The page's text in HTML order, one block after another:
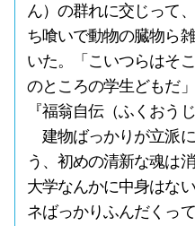
ん）の群れに交じって
ち喰いで動物の臓物ら
いた。「こいつらはそ
のところの学生どもだ
『福翁自伝（ふくおう
建物ばっかりが立派
う、初めの清新な魂は
大学なんかに中身はな
ネばっかりふんだくっ